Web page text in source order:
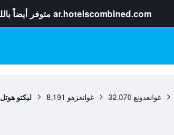
ar.hotelscombined.com متوفر أيضاً
غوانغدونغ 32,070 غوانغزهو 8,191 ليكتو هوتل